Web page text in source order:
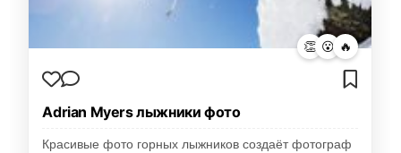
👏 😮 🔥
Adrian Myers лыжники фото
Красивые фото горных лыжников создаёт фотограф